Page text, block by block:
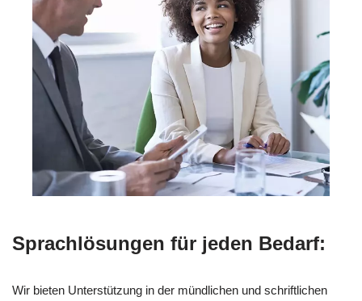
Sprachlösungen für jeden Bedarf:
Wir bieten Unterstützung in der mündlichen und schriftlichen